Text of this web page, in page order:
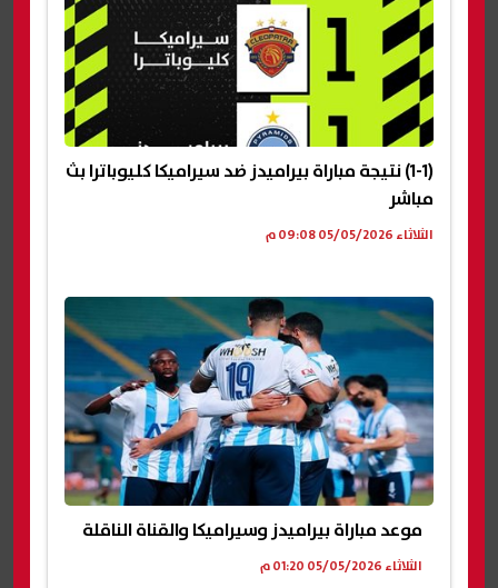
(1-1) نتيجة مباراة بيراميدز ضد سيراميكا كليوباترا بث
مباشر
الثلاثاء 05/05/2026 09:08 م
موعد مباراة بيراميدز وسيراميكا والقناة الناقلة
الثلاثاء 05/05/2026 01:20 م